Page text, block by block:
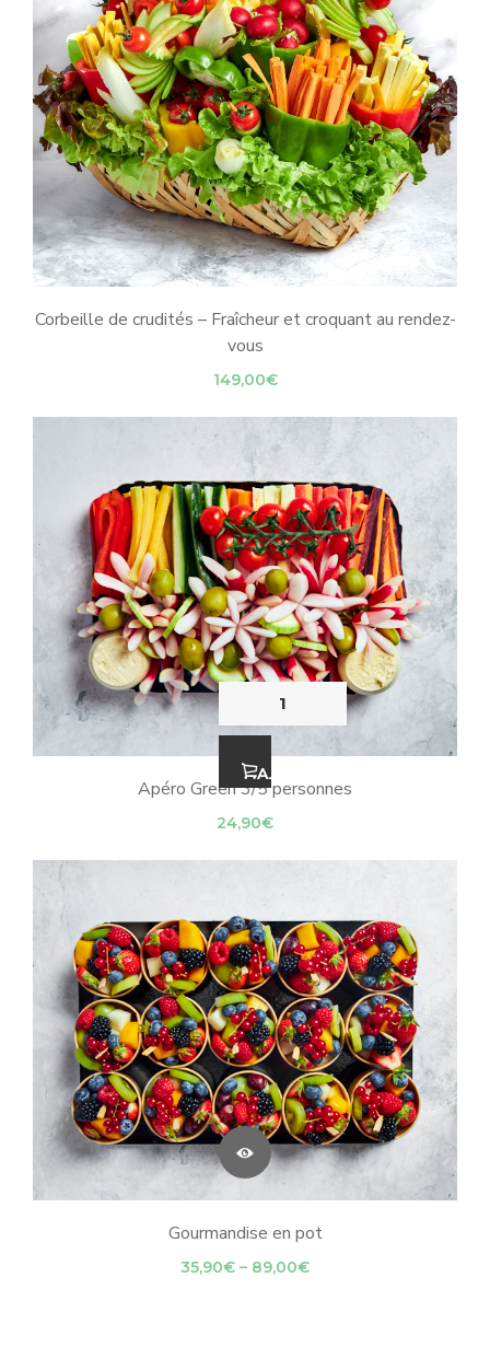
Corbeille de crudités – Fraîcheur et croquant au rendez-
vous
149,00€
QUANTITÉ DE APÉRO
AJOUTER AU PANIER
Apéro Green 3/5 personnes
24,90€
Gourmandise en pot
35,90€ – 89,00€Price